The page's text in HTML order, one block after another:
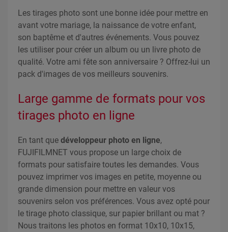
Les tirages photo sont une bonne idée pour mettre en
avant votre mariage, la naissance de votre enfant,
son baptême et d'autres événements. Vous pouvez
les utiliser pour créer un album ou un livre photo de
qualité. Votre ami fête son anniversaire ? Offrez-lui un
pack d'images de vos meilleurs souvenirs.
Large gamme de formats pour vos
tirages photo en ligne
En tant que développeur photo en ligne,
FUJIFILMNET vous propose un large choix de
formats pour satisfaire toutes les demandes. Vous
pouvez imprimer vos images en petite, moyenne ou
grande dimension pour mettre en valeur vos
souvenirs selon vos préférences. Vous avez opté pour
le tirage photo classique, sur papier brillant ou mat ?
Nous traitons les photos en format 10x10, 10x15,